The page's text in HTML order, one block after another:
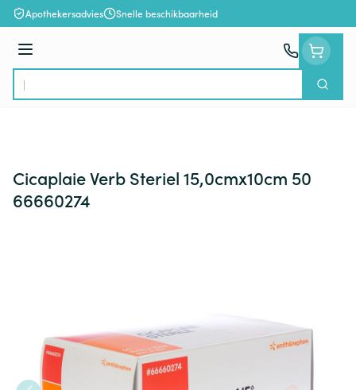
Ga naar de inhoud
Apothekersadvies Snelle beschikbaarheid
Menu
Product, merk, categorie...
Zoek
Cicaplaie Verb Steriel 15,0cmx10cm 50
66660274